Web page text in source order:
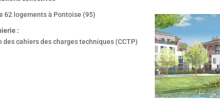
62 logements à Pontoise (95)
:
cahiers des charges techniques (CCTP)